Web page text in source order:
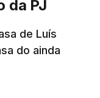
da PJ
de Luís
do ainda